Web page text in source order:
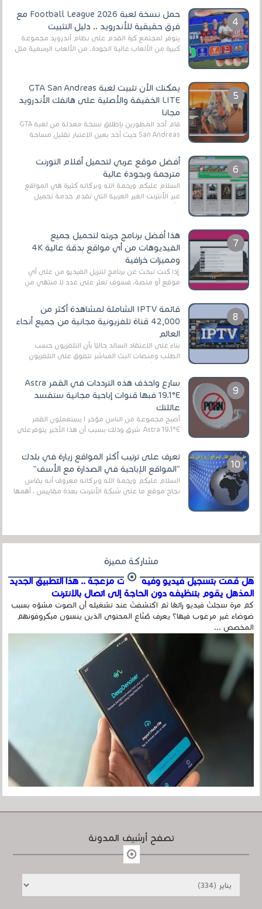
حمل نسخة لعبة Football League 2026 مع
فرق حقيقية للأندرويد .. دليل التثبيت
يتوفر لمجتمع كرة القدم على نظام أندرويد مجموعة
كبيرة من الألعاب عالية الجودة. من الألعاب الرسمية مثل
يمكنك الآن تثبيت لعبة GTA San Andreas
LITE الخفيفة والأصلية على هاتفك الأندرويد
مجانا
قام أحد المطورين بإطلاق نسخة معدلة من لعبة GTA
San Andreas حيث أخد بعين الإعتبار تقليل مساحة
أفضل موقع عربي لتحميل أفلام التورنت
مترجمة وبجودة عالية
السلام عليكم ورحمة الله وبركاته كثيرة هي المواقع
عبر الأنترنت الغير العربية التي تقدم خدمة تحميل
الأفلام على التورنت ، ومعظم هذه المواقع ل...
هذا أفضل برنامج جربته لتحميل جميع
الفيديوهات من أي مواقع بدقة عالية 4K
ومميزات خرافية
إذا كنت تبحث عن برنامج لتنزيل الفيديو من على أي
موقع أو منصة، فسوف تعثر على عدد لا منتهي من
قائمة IPTV الشاملة لمشاهدة أكثر من
42,000 قناة تلفزيونية مجانية من جميع أنحاء
العالم
بناءً على الاعتقاد السائد حاليًا بأن التلفزيون حسب
الطلب ومنصات البث المباشر تتفوق على التلفزيون
الرقمي الأرضي التقليدي، يُعدّ IPTV-org خيار...
سارع واحذف هذه الترددات في القمر Astra
19.1°E فبها قنوات إباحية مجانية ستفسد
عائلتك
أصبح مجموعة من الناس مؤخر ا يستعملون القمر
Astra 19.1°E شرق وذلك بسبب أن هذا الأخير يتوفرعلى
تعرف على ترتيب أكثر المواقع زيارة في بلدك
"المواقع الإباحية في الصدارة مع الأسف"
السلام عليكم ورحمة الله وبركاته معروف أنه يقاس
نجاح موقع ما على شبكة الأنترنت بعدة مقاييس ، أهمها
مشاركة مميزة
هل قمت بتسجيل فيديو وفيه أصوت مزعجة .. هذا التطبيق الجديد
المذهل يقوم بتنظيفه دون الحاجة إلى اتصال بالإنترنت
كم مرة سجلتَ فيديو رائعًا ثم اكتشفتَ عند تشغيله أن الصوت مشوّه بسبب
ضوضاء غير مرغوب فيها؟ يعرف صُنّاع المحتوى الذين ينسون ميكروفونهم
المخصص ...
تصفح أرشيف المدونة